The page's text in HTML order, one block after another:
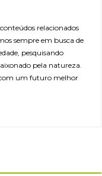
relacionados
sempre em busca de
pesquisando
pela natureza.
um futuro melhor